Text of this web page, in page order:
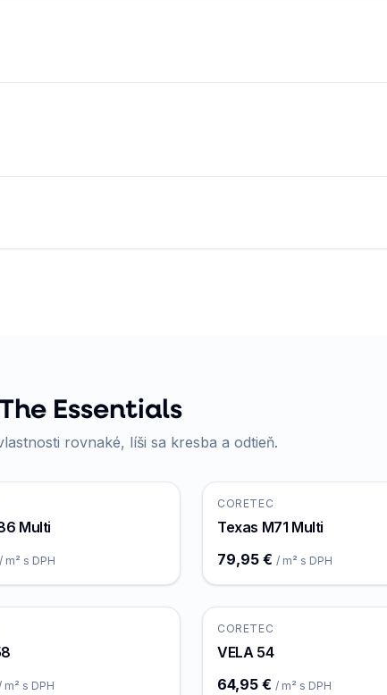
Essentials
rovnaké, líši sa kresba a odtieň.
Multi
/ m² s DPH
CORETEC
Texas M71 Multi
79,95 € / m² s DPH
m² s DPH
CORETEC
VELA 54
64,95 € / m² s DPH